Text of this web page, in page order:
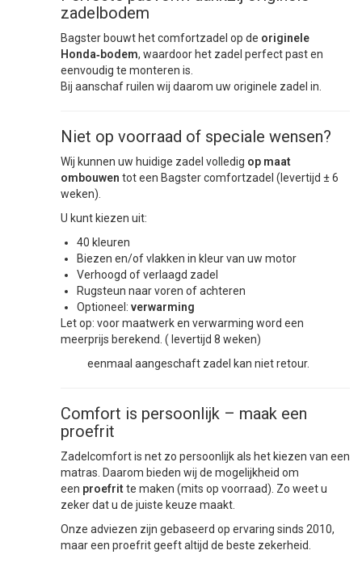
zadelbodem
Bagster bouwt het comfortzadel op de originele
Honda‑bodem, waardoor het zadel perfect past en
eenvoudig te monteren is.
Bij aanschaf ruilen wij daarom uw originele zadel in.
Niet op voorraad of speciale wensen?
Wij kunnen uw huidige zadel volledig op maat
ombouwen tot een Bagster comfortzadel (levertijd ± 6
weken).
U kunt kiezen uit:
40 kleuren
Biezen en/of vlakken in kleur van uw motor
Verhoogd of verlaagd zadel
Rugsteun naar voren of achteren
Optioneel: verwarming
Let op: voor maatwerk en verwarming word een
meerprijs berekend. ( levertijd 8 weken)
eenmaal aangeschaft zadel kan niet retour.
Comfort is persoonlijk – maak een
proefrit
Zadelcomfort is net zo persoonlijk als het kiezen van een
matras. Daarom bieden wij de mogelijkheid om
een proefrit te maken (mits op voorraad). Zo weet u
zeker dat u de juiste keuze maakt.
Onze adviezen zijn gebaseerd op ervaring sinds 2010,
maar een proefrit geeft altijd de beste zekerheid.